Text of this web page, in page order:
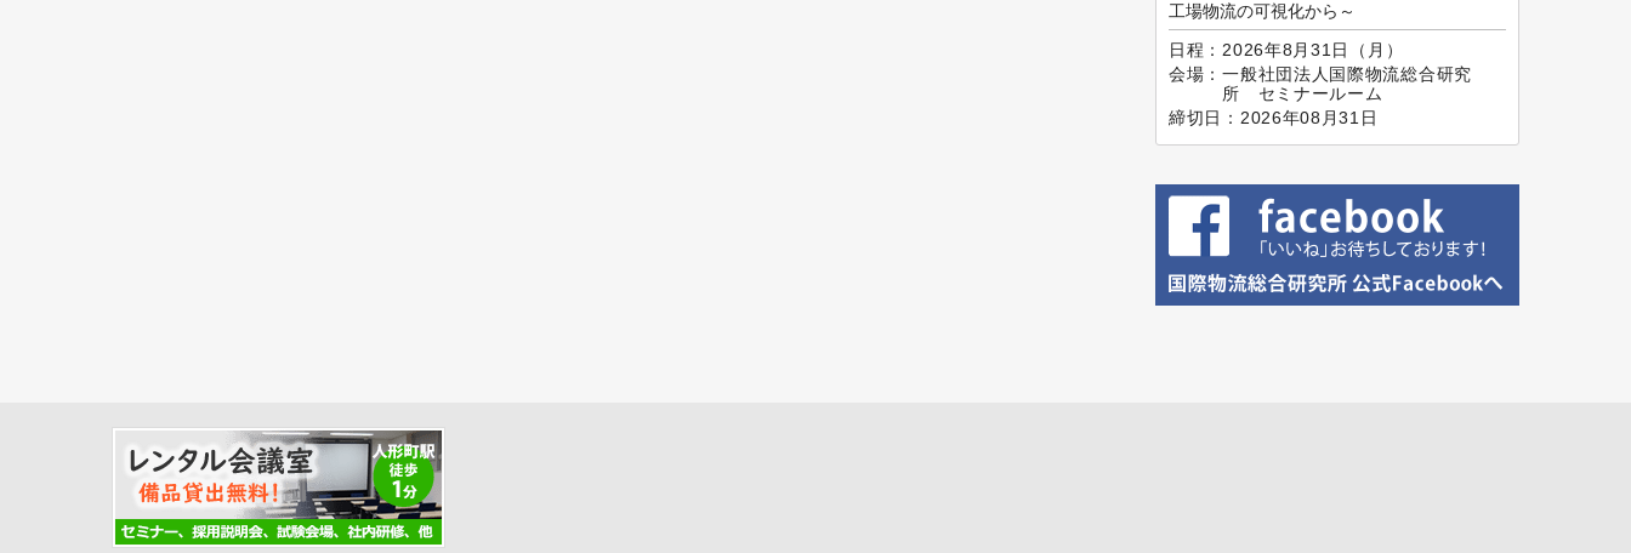
工場物流の可視化から～
日程： 2026年8月31日（月）
会場：一般社団法人国際物流総合研究
所 セミナールーム
締切日： 2026年08月31日